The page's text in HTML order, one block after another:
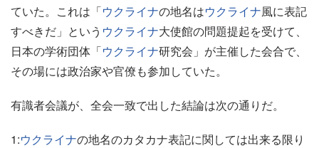
ていた。これは「ウクライナの地名はウクライナ風に表記
すべきだ」という ウクライナ大使館の問題提起を受けて、
日本の学術団体「ウクライナ研究会」が主催した会合で、
その場には政治家や官僚も参加していた。
有識者会議が、全会一致で出した結論は次の通りだ。
1:ウクライナの地名のカタカナ表記に関しては出来る限り